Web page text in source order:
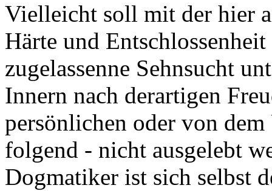
Vielleicht soll mit der hier
Härte und
zugelassenne Sehnsucht
Innern nach derartigen
persönlichen oder von
folgend - nicht ausgelebt
Dogmatiker ist sich selbst